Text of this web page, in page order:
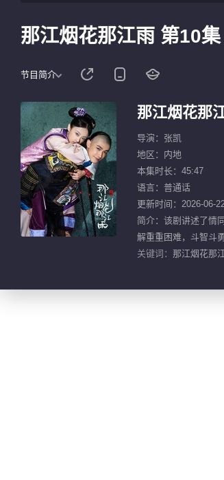
那江烟花那江雨 第10集
节目简介
那江烟花那
导演：张凯
地区：内地
本集时长：45:47
语言：普通话
更新时间：2026-06-
简介：该剧讲述了情
解重重困难，斗智斗
关键词： 那江烟花那